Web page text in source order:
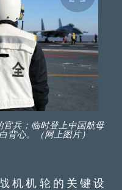
官兵；临时登上中国航母
背心。（网上图片）
机轮的关键设